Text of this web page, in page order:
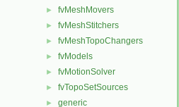
► fvMeshMovers
► fvMeshStitchers
► fvMeshTopoChangers
► fvModels
► fvMotionSolver
► fvTopoSetSources
► generic